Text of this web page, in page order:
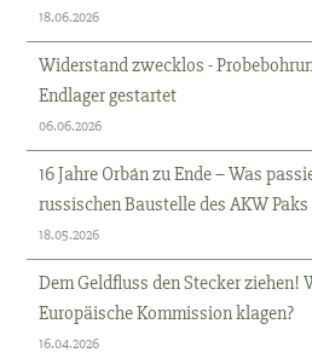
18.06.2026
Widerstand zwecklos -
Endlager gestartet
06.06.2026
16 Jahre Orbán zu Ende – Was
russischen Baustelle des AKW
18.05.2026
Dem Geldfluss den Stecker ziehen!
Europäische Kommission klagen?
16.04.2026